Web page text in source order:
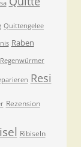
Quittengelee
Raben
Regenwürmer
Resi
Rezension
Ribiseln